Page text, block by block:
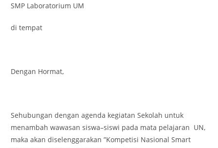
SMP Laboratorium UM
di tempat
Dengan Hormat,
Sehubungan dengan agenda kegiatan Sekolah untuk
menambah wawasan siswa–siswi pada mata pelajaran UN,
maka akan diselenggarakan ”Kompetisi Nasional Smart